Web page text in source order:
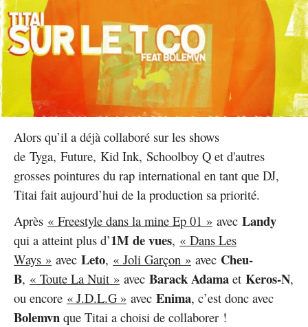
Alors qu’il a déjà collaboré sur les shows
de Tyga, Future, Kid Ink, Schoolboy Q et d'autres
grosses pointures du rap international en tant que DJ,
Titai fait aujourd’hui de la production sa priorité.
Après « Freestyle dans la mine Ep 01 » avec Landy
qui a atteint plus d’1M de vues, « Dans Les
Ways » avec Leto, « Joli Garçon » avec Cheu-
B, « Toute La Nuit » avec Barack Adama et Keros-N,
ou encore « J.D.L.G » avec Enima, c’est donc avec
Bolemvn que Titai a choisi de collaborer !